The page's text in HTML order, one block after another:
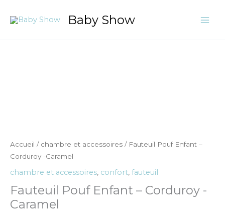
Baby Show
Accueil / chambre et accessoires / Fauteuil Pouf Enfant –
Corduroy -Caramel
chambre et accessoires, confort, fauteuil
Fauteuil Pouf Enfant – Corduroy -
Caramel
-
Caramel